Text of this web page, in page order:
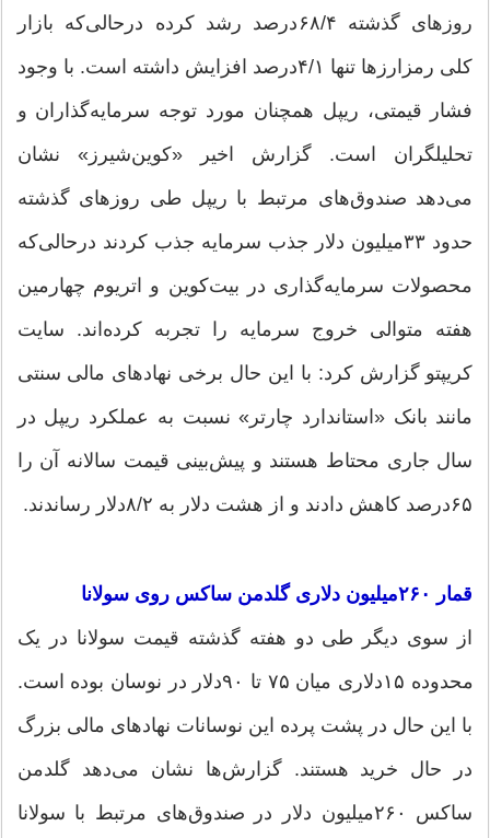
روزهای گذشته ۶۸/‌‌۴‌درصد رشد کرده در‌حالی‌که بازار
کلی رمزارزها تنها ۴/‌‌۱درصد افزایش داشته است. با وجود
فشار قیمتی، ریپل همچنان مورد توجه سرمایه‌گذاران و
تحلیلگران است. گزارش اخیر «کوین‌شیرز» نشان
می‌دهد صندوق‌های مرتبط با ریپل طی روزهای گذشته
حدود ۳۳‌میلیون دلار جذب سرمایه جذب کردند درحالی‌که
محصولات سرمایه‌گذاری در بیت‌کوین و اتریوم چهارمین
هفته متوالی خروج سرمایه را تجربه کرده‌اند. سایت
کریپتو گزارش کرد: با این حال برخی نهادهای مالی سنتی
مانند بانک «استاندارد چارتر» نسبت به عملکرد ریپل در
سال جاری محتاط هستند و پیش‌بینی قیمت سالانه آن را
۶۵‌درصد کاهش دادند و از هشت دلار به ۸/‌‌۲دلار رساندند.
قمار ۲۶۰‌میلیون دلاری گلدمن ساکس روی سولانا
از سوی دیگر طی دو هفته گذشته قیمت سولانا در یک
محدوده ۱۵دلاری میان ۷۵ تا ۹۰دلار در نوسان بوده است.
با این حال در پشت پرده این نوسانات نهادهای مالی بزرگ
در حال خرید هستند. گزارش‌ها نشان می‌دهد گلدمن
ساکس ۲۶۰‌میلیون دلار در صندوق‌های مرتبط با سولانا